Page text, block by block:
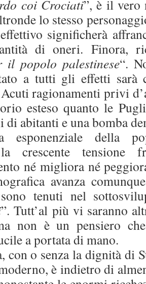
coi Crociati”, è il vero
lo stesso
significherà
di oneri. Finora,
il popolo palestinese“.
a tutti gli effetti
ragionamenti privi
esteso quanto le
abitanti e una bomba
esponenziale della
la crescente
né migliora né
avanza
sono tenuti nel
”. Tutt’al più vi saranno
non è un pensiero
a portata di mano.
con o senza la dignità di
è indietro di